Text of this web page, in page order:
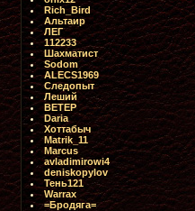
Rich_Bird
Альтаир
ЛЕГ
112233
Шахматист
Sodom
ALECS1969
Следопыт
Леший
ВЕТЕР
Daria
Хоттабыч
Matrik_11
Marcus
avladimirowi4
deniskopylov
Тень121
Warrax
=Бродяга=